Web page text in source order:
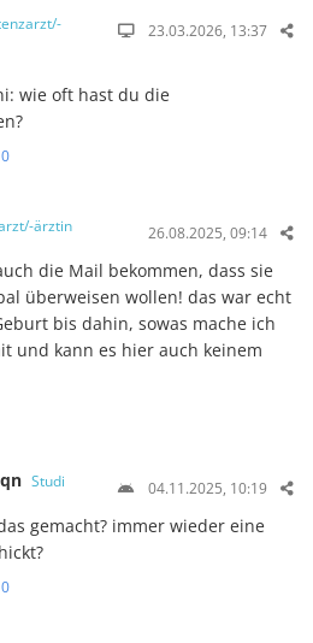
23.03.2026, 13:37
wie oft hast du die
0
ärztin 26.08.2025, 09:14
die Mail bekommen, dass sie
überweisen wollen! das war echt
bis dahin, sowas mache ich
und kann es hier auch keinem
Studi 04.11.2025, 10:19
gemacht? immer wieder eine
0